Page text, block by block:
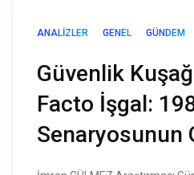
ANALIZLER GENEL GÜNDEM
Güvenlik
Facto İşgal:
Senaryosunun